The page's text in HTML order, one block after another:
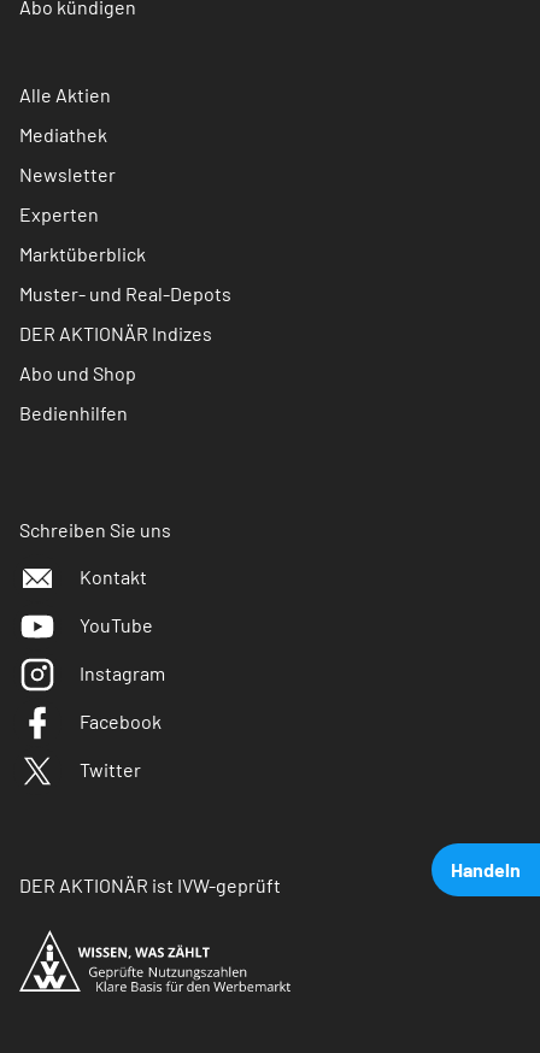
Handeln
Abo kündigen
Alle Aktien
Mediathek
Newsletter
Experten
Marktüberblick
Muster- und Real-Depots
DER AKTIONÄR Indizes
Abo und Shop
Bedienhilfen
Schreiben Sie uns
Kontakt
YouTube
Instagram
Facebook
Twitter
DER AKTIONÄR ist IVW-geprüft